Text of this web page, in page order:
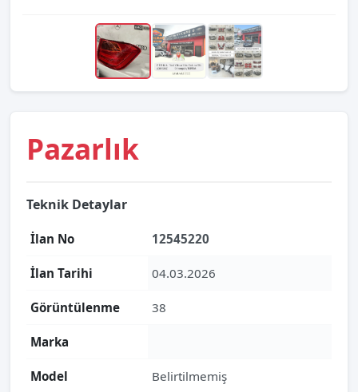
Pazarlık
Teknik Detaylar
İlan No 12545220
İlan Tarihi 04.03.2026
Görüntülenme 38
Marka
Model Belirtilmemiş